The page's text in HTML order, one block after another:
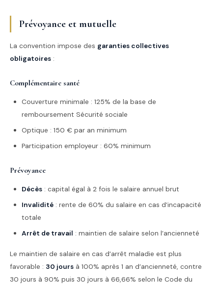
Prévoyance et mutuelle
La convention impose des garanties collectives
obligatoires :
Complémentaire santé
Couverture minimale : 125% de la base de
remboursement Sécurité sociale
Optique : 150 € par an minimum
Participation employeur : 60% minimum
Prévoyance
Décès : capital égal à 2 fois le salaire annuel brut
Invalidité : rente de 60% du salaire en cas d’incapacité
totale
Arrêt de travail : maintien de salaire selon l’ancienneté
Le maintien de salaire en cas d’arrêt maladie est plus
favorable : 30 jours à 100% après 1 an d’ancienneté, contre
30 jours à 90% puis 30 jours à 66,66% selon le Code du